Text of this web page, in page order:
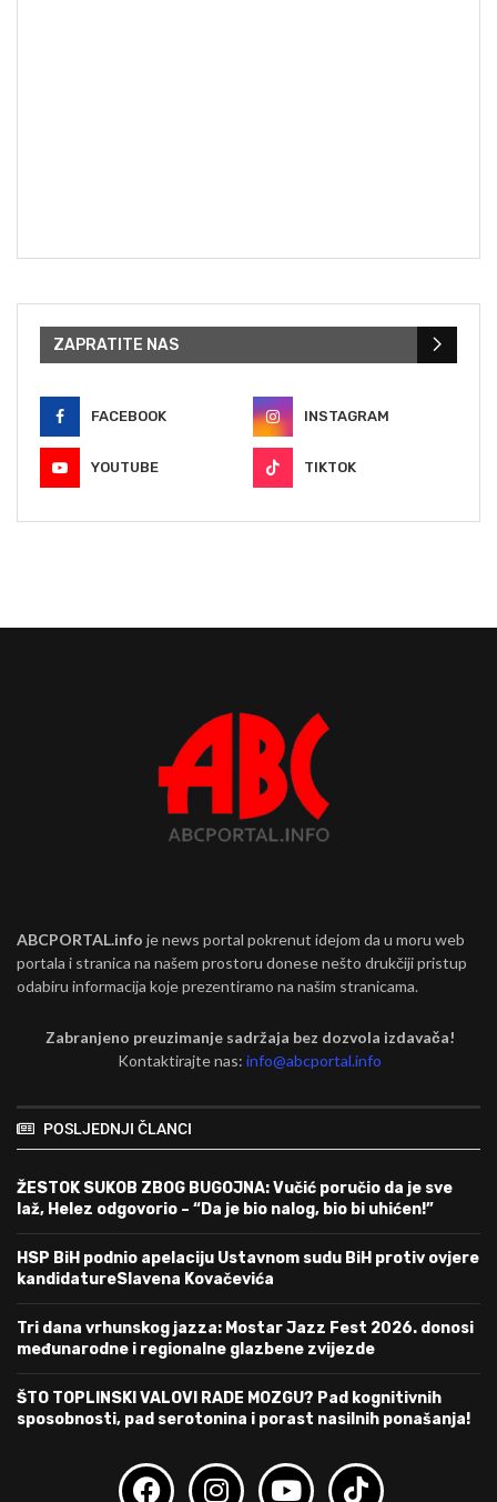
ZAPRATITE NAS
FACEBOOK INSTAGRAM
YOUTUBE TIKTOK
ABCPORTAL.info je news portal pokrenut idejom da u moru web
portala i stranica na našem prostoru donese nešto drukčiji pristup
odabiru informacija koje prezentiramo na našim stranicama.
Zabranjeno preuzimanje sadržaja bez dozvola izdavača!
Kontaktirajte nas:info@abcportal.info
POSLJEDNJI ČLANCI
ŽESTOK SUKOB ZBOG BUGOJNA: Vučić poručio da je sve
laž, Helez odgovorio – “Da je bio nalog, bio bi uhićen!”
HSP BiH podnio apelaciju Ustavnom sudu BiH protiv ovjere
kandidatureSlavena Kovačevića
Tri dana vrhunskog jazza: Mostar Jazz Fest 2026. donosi
međunarodne i regionalne glazbene zvijezde
ŠTO TOPLINSKI VALOVI RADE MOZGU? Pad kognitivnih
sposobnosti, pad serotonina i porast nasilnih ponašanja!